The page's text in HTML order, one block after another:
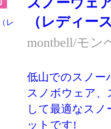
クティブに動
す。あまり動
の防寒には別の
向いています。
（レディー
montbell/モン
低山でのスノー
スノボウェア
して最適なス
ットです!